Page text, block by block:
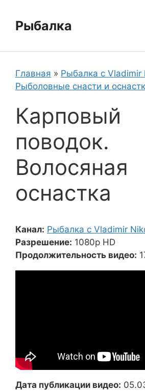
содержимому
Рыбалка
Главная » Рыбалка с Vladimir
Рыболовные снасти и
Карповый
поводок.
Волосяная
оснастка
Канал: Рыбалка с Vladimir
Разрешение: 1080p HD
Продолжительность видео:
Дата публикации видео: